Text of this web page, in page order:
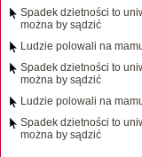
Spadek dzietności to
można by sądzić
Ludzie polowali na
Spadek dzietności to
można by sądzić
Ludzie polowali na
Spadek dzietności to
można by sądzić